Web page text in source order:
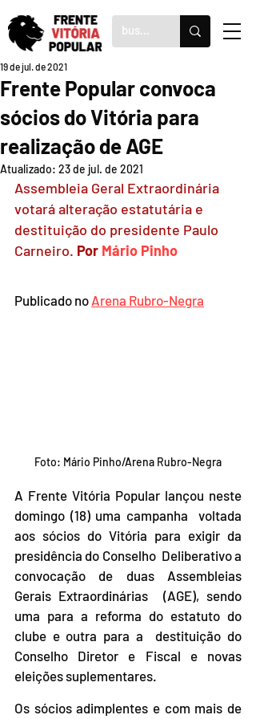
Frente Popular convoca
sócios do Vitória para
realização de AGE
19 de jul. de 2021
Atualizado: 23 de jul. de 2021
Assembleia Geral Extraordinária
votará alteração estatutária e
destituição do presidente Paulo
Carneiro. Por Mário Pinho
Publicado no Arena Rubro-Negra
Foto: Mário Pinho/Arena Rubro-Negra
A Frente Vitória Popular lançou neste
domingo (18) uma campanha  voltada
aos sócios do Vitória para exigir da
presidência do Conselho  Deliberativo a
convocação de duas Assembleias
Gerais Extraordinárias  (AGE), sendo
uma para a reforma do estatuto do
clube e outra para a  destituição do
Conselho Diretor e Fiscal e novas
eleições suplementares.
Os sócios adimplentes e com mais de